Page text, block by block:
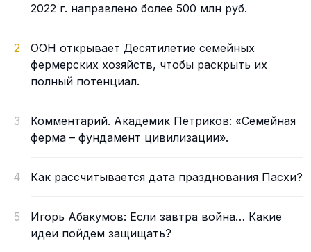
2022 г. направлено более 500 млн руб.
2
ООН открывает Десятилетие семейных
фермерских хозяйств, чтобы раскрыть их
полный потенциал.
3
Комментарий. Академик Петриков: «Семейная
ферма – фундамент цивилизации».
4 Как рассчитывается дата празднования Пасхи?
5
Игорь Абакумов: Если завтра война… Какие
идеи пойдем защищать?